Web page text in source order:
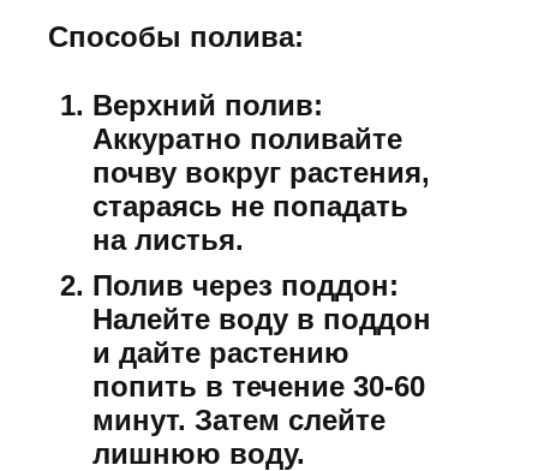
Способы полива:
Верхний полив:
Аккуратно поливайте
почву вокруг растения,
стараясь не попадать
на листья.
Полив через поддон:
Налейте воду в поддон
и дайте растению
попить в течение 30-60
минут. Затем слейте
лишнюю воду.